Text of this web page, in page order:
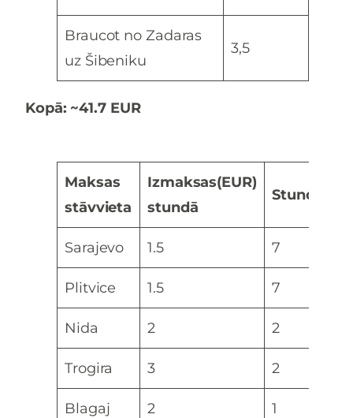
Braucot no Zadaras
uz Šibeniku
3,5
Kopā: ~41.7 EUR
Maksas
stāvvieta
Izmaksas(EUR)
stundā
Stundas
Sarajevo 1.5 7
Plitvice 1.5 7
Nida 2 2
Trogira 3 2
Blagaj 2 1